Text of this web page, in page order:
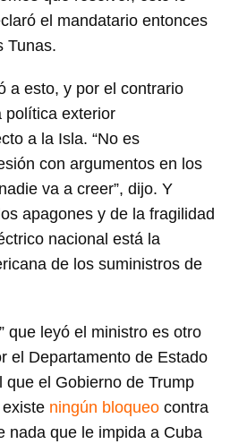
el mandatario entonces
Tunas.
a esto, y por el contrario
política exterior
a la Isla. “No es
con argumentos en los
va a creer”, dijo. Y
apagones y de la fragilidad
nacional está la
de los suministros de
que leyó el ministro es otro
el Departamento de Estado
el Gobierno de Trump
ningún bloqueo contra
nada que le impida a Cuba